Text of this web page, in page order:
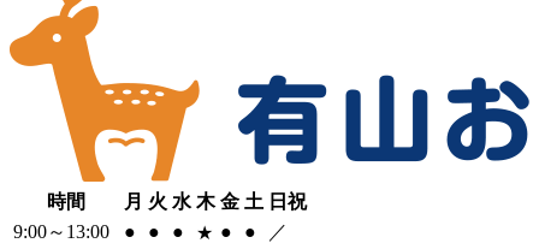
時間 月 火 水 木 金 土 日祝
9:00～13:00
● ● ● ★ ● ●
／